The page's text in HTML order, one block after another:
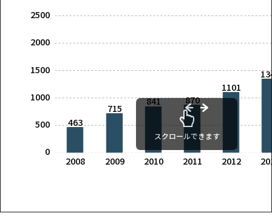
463
715
841 870
1101
2008 2009 2010 2011 2012
0
500
1000
1500
2000
2500
スクロールできます